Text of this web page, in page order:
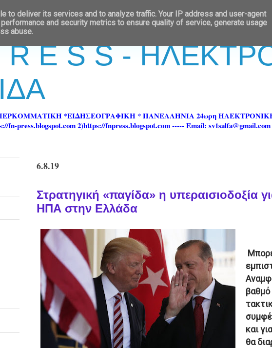
R E S S -
*ΕΙΔΗΣΕΟΓΡΑΦΙΚΗ * ΠΑΝΕΛΛΗΝΙΑ 24ωρη
2)https://fnpress.blogspot.com ----- Email:
6.8.19
Στρατηγική «παγίδα» η υπεραισιοδοξία
ΗΠΑ στην Ελλάδα
και
θα
to deliver its services and to analyze traffic. Your IP address and user-agent
and security metrics to ensure quality of service, generate usage
abuse.